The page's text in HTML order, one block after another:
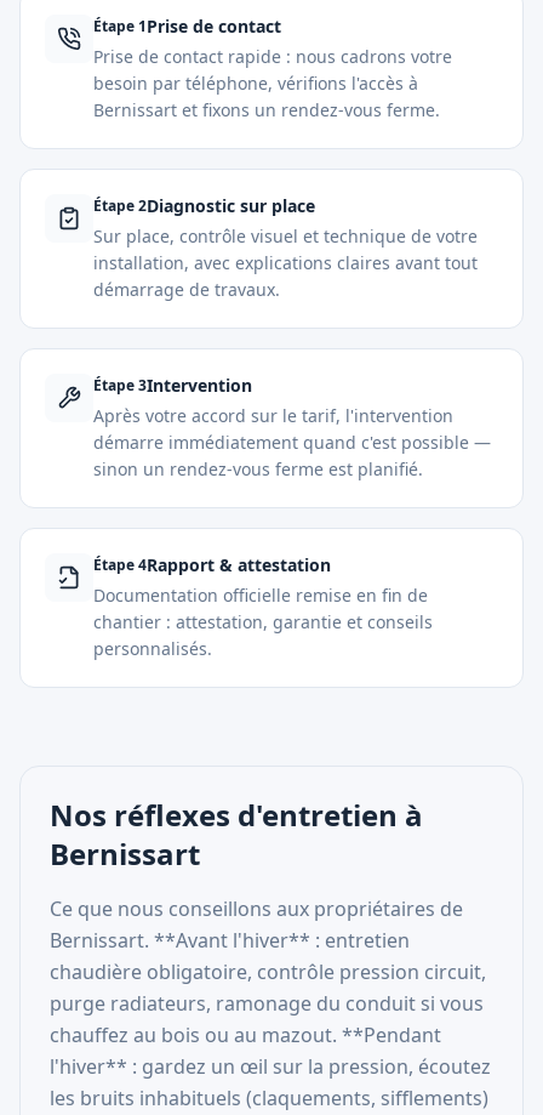
Étape 1Prise de contact
Prise de contact rapide : nous cadrons votre
besoin par téléphone, vérifions l'accès à
Bernissart et fixons un rendez-vous ferme.
Étape2Diagnostic sur place
Sur place, contrôle visuel et technique de votre
installation, avec explications claires avant tout
démarrage de travaux.
Étape3Intervention
Après votre accord sur le tarif, l'intervention
démarre immédiatement quand c'est possible —
sinon un rendez-vous ferme est planifié.
Étape4Rapport & attestation
Documentation officielle remise en fin de
chantier : attestation, garantie et conseils
personnalisés.
Nos réflexes d'entretien à
Bernissart
Ce que nous conseillons aux propriétaires de
Bernissart. **Avant l'hiver** : entretien
chaudière obligatoire, contrôle pression circuit,
purge radiateurs, ramonage du conduit si vous
chauffez au bois ou au mazout. **Pendant
l'hiver** : gardez un œil sur la pression, écoutez
les bruits inhabituels (claquements, sifflements)